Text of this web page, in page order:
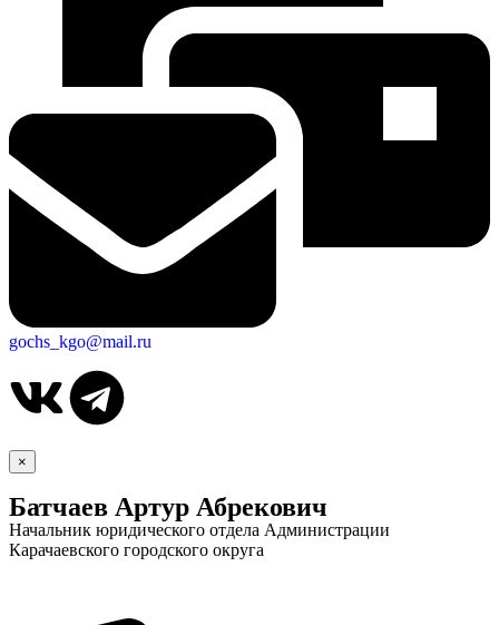
gochs_kgo@mail.ru
×
Батчаев Артур Абрекович
Начальник юридического отдела Администрации
Карачаевского городского округа